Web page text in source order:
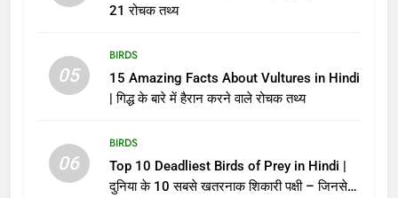
21 रोचक तथ्य
05
BIRDS
15 Amazing Facts About Vultures in Hindi
| गिद्ध के बारे में हैरान करने वाले रोचक तथ्य
06
BIRDS
Top 10 Deadliest Birds of Prey in Hindi |
दुनिया के 10 सबसे खतरनाक शिकारी पक्षी – जिनसे